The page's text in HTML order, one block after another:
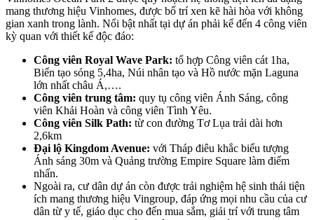
mang thương hiệu Vinhomes, được bố trí xen kẽ hài hòa với không
gian xanh trong lành. Nổi bật nhất tại dự án phải kể đến 4 công viên
kỳ quan với thiết kế độc đáo:
Công viên Royal Wave Park: tổ hợp Công viên cát 1ha,
Biển tạo sóng 5,4ha, Núi nhân tạo và Hồ nước mặn Laguna
lớn nhất châu Á,….
Công viên trung tâm: quy tụ công viên Ánh Sáng, công
viên Khải Hoàn và công viên Tình Yêu.
Công viên Silk Path: từ con đường Tơ Lụa trải dài hơn
2,6km
Đại lộ Kingdom Avenue: với Tháp điêu khắc biểu tượng
Ánh sáng 30m và Quảng trường Empire Square làm điểm
nhấn.
Ngoài ra, cư dân dự án còn được trải nghiệm hệ sinh thái tiện
ích mang thương hiệu Vingroup, đáp ứng mọi nhu cầu của cư
dân từ y tế, giáo dục cho đến mua sắm, giải trí với trung tâm